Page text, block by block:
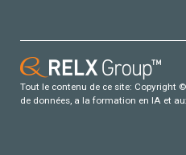
Tout le contenu de ce site: Copyright
de données, a la formation en IA et